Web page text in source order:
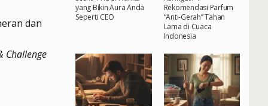
dan
Challenge
yang Bikin Aura Anda
Seperti CEO
Rekomendasi Parfum
“Anti-Gerah” Tahan
Lama di Cuaca
Indonesia